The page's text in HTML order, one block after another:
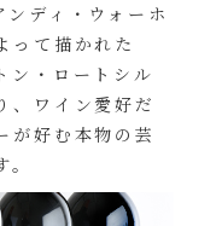
ディ・ウォーホ
って描かれた
ン・ロートシル
、ワイン愛好だ
が好む本物の芸